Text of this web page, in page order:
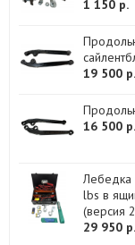
1 150 р.
19 500 р.
16 500 р.
Лебедка
lbs в
(версия
29 950 р.